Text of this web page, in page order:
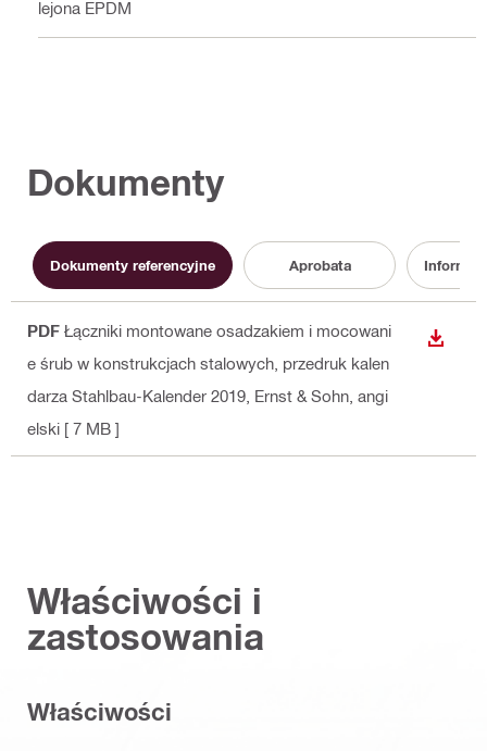
Klejona EPDM
Dokumenty
Dokumenty referencyjne Aprobata
PDF Łączniki montowane osadzakiem i mocowani
e śrub w konstrukcjach stalowych, przedruk kalen
darza Stahlbau-Kalender 2019, Ernst & Sohn , angi
elski [ 7 MB ]
Właściwości i
zastosowania
Właściwości